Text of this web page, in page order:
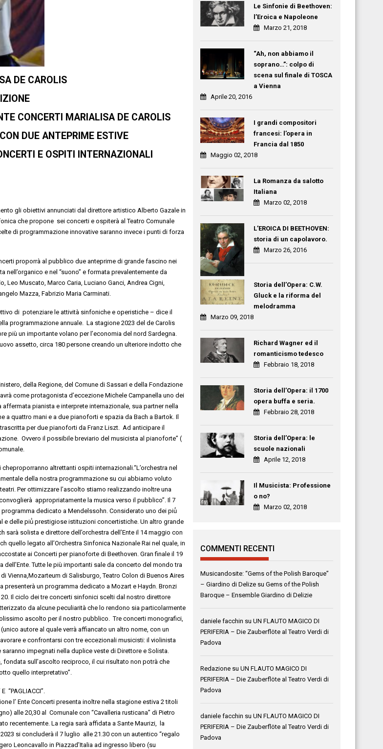
DE CAROLIS
CONCERTI MARIALISA DE CAROLIS
CON DUE ANTEPRIME ESTIVE
E OSPITI INTERNAZIONALI
gli obiettivi annunciati dal direttore artistico Alberto Gazale in
che propone sei concerti e ospiterà alTeatro Comunale
di programmazione innovative saranno invece i punti di forza
proporrà al pubblico due anteprime di grande fascino nei
nell’organico e nel “suono” e formata prevalentemente da
Leo Muscato Marco Caria, Luciano Ganci, Andrea Cigni,
Mazza, Fabrizio Maria Carminati.
di potenziare le attività sinfoniche e operistiche – dice il
programmazione annuale . La stagione 2023 del de Carolis
più un importante volano per l’economia del nord Sardegna
assetto circa 180 persone creando un ulteriore indotto che
della Regione del Comune di Sassari e della Fondazione
come protagonista d’eccezione Michele Campanella uno dei
affermata pianista e interprete internazionale, sua partner nella
a quattro mani e a due pianofortie spazia da Bach a Bartok Il
per due pianoforti da Franz Liszt. Ad anticipare il
Ovvero il possibile breviario del musicista al pianoforte” (
cheproporranno altrettanti ospiti internazionali“L ’orchestra nel
della nostra programmazione su cui abbiamo voluto
Per ottimizzare l’ascolto stiamo realizzando inoltre una
appropriatamente la musica verso il pubblico”. Il 7
programma dedicato a Mendelssohn Considerato uno dei più
e delle più ̀ prestigiose istituzioni concertistiche Un altro grande
sarà solista e direttore dell’orchestra dell’Ente il 14 maggio con
quello legato all’Orchestra Sinfonica Nazionale Rai nel quale, in
ai Concerti per pianoforte di Beethoven Gran finale il 19
dell’Ente Tutte le più importanti sale da concerto del mondo tra
di Vienna, Mozarteum di Salisburgo, Teatro Colon di Buenos Aires
presenterà un programma dedicato a Mozart e Haydn Bronzi
20 Il ciclo dei tre concerti sinfonici scelti dal nostro direttore
da alcune peculiarità che lo rendono sia particolarmente
ascolto per il nostro pubblico.Tre concerti monografici
autore al quale verrà affiancato un altro nome, con un
e confrontarsi con tre eccezionali musicisti: il violinista
impegnati nella duplice veste di Direttore e Solista.
, fondata sull’ascolto reciproco, il cui risultato non potrà che
quello interpretativo”.
“PAGLIACCI”
l’ Ente Concerti presenta inoltre nella stagione estiva 2 titoli
alle 20,30 al Comunale con “Cavalleria rusticana” di Pietro
recentemente . La regia sarà affidata a Sante Maurizi , la
si concluderà il 7 luglio alle 21.30 con un autentico “regalo
Leoncavallo in Piazzad’Italia ad ingresso libero (su
Le Sinfonie di Beethoven:
l’Eroica e Napoleone
Marzo 21, 2018
“Ah, non abbiamo il
soprano…”: colpo di
scena sul finale di TOSCA
a Vienna
Aprile 20, 2016
I grandi compositori
francesi: l’opera in
Francia dal 1850
Maggio 02, 2018
La Romanza da salotto
Italiana
Marzo 02, 2018
L’EROICA DI BEETHOVEN:
storia di un capolavoro.
Marzo 26, 2016
Storia dell’Opera: C.W.
Gluck e la riforma del
melodramma
Marzo 09, 2018
Richard Wagner ed il
romanticismo tedesco
Febbraio 18, 2018
Storia dell’Opera: il 1700
opera buffa e seria.
Febbraio 28, 2018
Storia dell’Opera: le
scuole nazionali
Aprile 12, 2018
Il Musicista: Professione
o no?
Marzo 02, 2018
COMMENTI RECENTI
Musicandosite: “Gems of the Polish Baroque”
– Giardino di Delize suGems of the Polish
Baroque – Ensemble Giardino di Delizie
daniele facchin suUN FLAUTO MAGICO DI
PERIFERIA – Die Zauberflöte al Teatro Verdi di
Padova
Redazione suUN FLAUTO MAGICO DI
PERIFERIA – Die Zauberflöte al Teatro Verdi di
Padova
daniele facchin suUN FLAUTO MAGICO DI
PERIFERIA – Die Zauberflöte al Teatro Verdi di
Padova